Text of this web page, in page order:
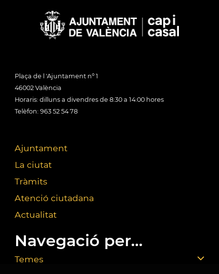
Plaça de l 'Ajuntament nº 1
46002 València
Horaris: dilluns a divendres de 8:30 a 14:00 hores
Telèfon: 963 52 54 78
Ajuntament
La ciutat
Tràmits
Atenció ciutadana
Actualitat
Navegació per...
Temes